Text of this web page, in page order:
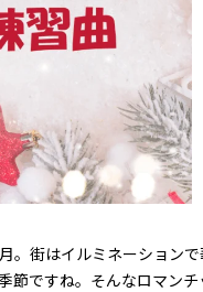
。街はイルミネーション
節ですね。そんなロマン